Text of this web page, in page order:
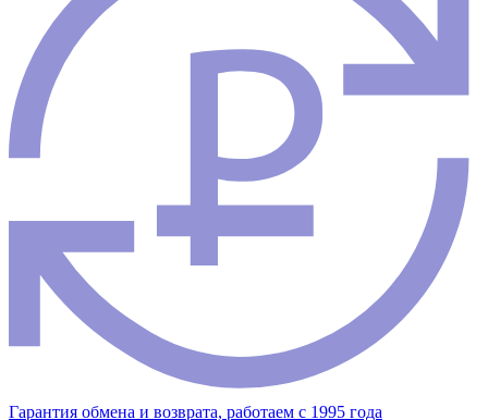
Гарантия обмена и возврата, работаем с 1995 года